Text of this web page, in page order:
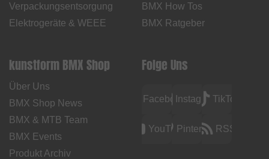
Verpackungsentsorgung
Elektrogeräte & WEEE
BMX How Tos
BMX Ratgeber
kunstform BMX Shop
Über Uns
BMX Shop News
BMX & MTB Team
BMX Events
Produkt Archiv
Folge Uns
FacebookInstagramTikTok
YouTubePinterest RSS